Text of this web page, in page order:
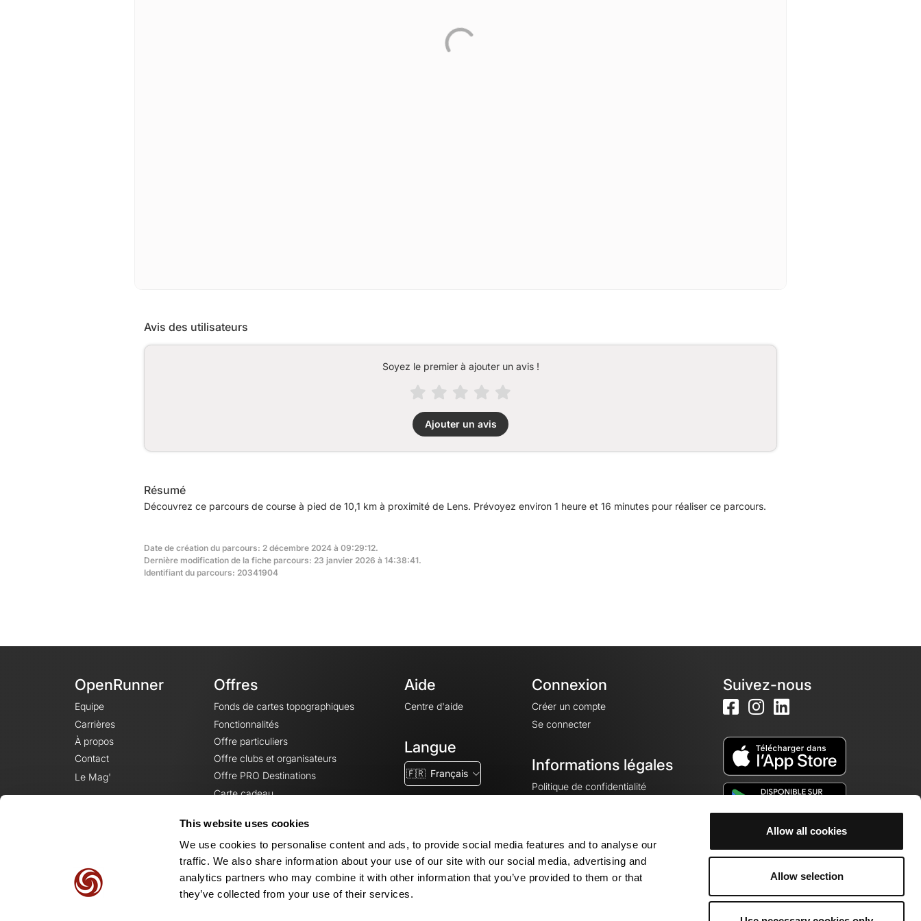
This website uses cookies
We use cookies to personalise content and ads, to provide social media features and to analyse our
traffic. We also share information about your use of our site with our social media, advertising and
analytics partners who may combine it with other information that you’ve provided to them or that
they’ve collected from your use of their services.
Allow all cookies
Allow selection
Avis des utilisateurs
Soyez le premier à ajouter un avis !
Ajouter un avis
Résumé
Découvrez ce parcours de course à pied de 10,1 km à proximité de Lens. Prévoyez environ 1 heure et 16 minutes pour réaliser ce parcours.
Date de création du parcours: 2 décembre 2024 à 09:29:12.
Dernière modification de la fiche parcours: 23 janvier 2026 à 14:38:41.
Identifiant du parcours: 20341904
OpenRunner
Equipe
Carrières
À propos
Contact
Le Mag'
Offres
Fonds de cartes topographiques
Fonctionnalités
Offre particuliers
Offre clubs et organisateurs
Offre PRO Destinations
Carte cadeau
Aide
Centre d'aide
Langue
🇫🇷 Français
Connexion
Créer un compte
Se connecter
Informations légales
Politique de confidentialité
Mentions légales
Paramètres des cookies
Suivez-nous